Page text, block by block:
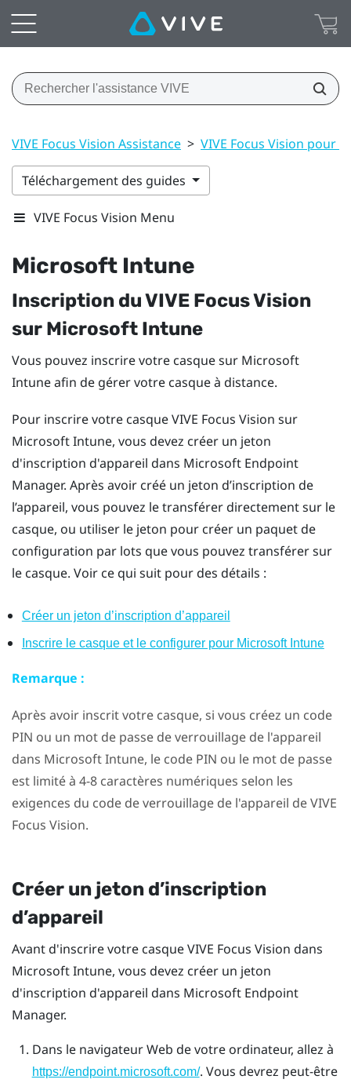
VIVE Focus Vision Assistance > VIVE Focus Vision pour
Téléchargement des guides
VIVE Focus Vision Menu
Microsoft Intune
Inscription duVIVE Focus Vision
sur Microsoft Intune
Vous pouvez inscrire votre casque sur Microsoft
Intuneafin de gérer votre casque à distance.
Pour inscrire votre casqueVIVE Focus Vision sur
Microsoft Intune, vous devez créer un jeton
d'inscription d'appareil dans Microsoft Endpoint
Manager. Après avoir créé un jeton d’inscription de
l’appareil, vous pouvez le transférer directement sur le
casque, ou utiliser le jeton pour créer un paquet de
configuration par lots que vous pouvez transférer sur
le casque. Voir ce qui suit pour des détails :
Créer un jeton d’inscription d’appareil
Inscrire le casque et le configurer pour Microsoft Intune
Remarque :
Après avoir inscrit votre casque, si vous créez un code
PIN ou un mot de passe de verrouillage de l'appareil
dans Microsoft Intune, le code PIN ou le mot de passe
est limité à 4-8 caractères numériques selon les
exigences du code de verrouillage de l'appareil deVIVE
Focus Vision.
Créer un jeton d’inscription
d’appareil
Avant d'inscrire votre casqueVIVE Focus Vision dans
Microsoft Intune, vous devez créer un jeton
d'inscription d'appareil dans Microsoft Endpoint
Manager.
Dans le navigateur Web de votre ordinateur, allez à
https://endpoint.microsoft.com/. Vous devrez peut-être